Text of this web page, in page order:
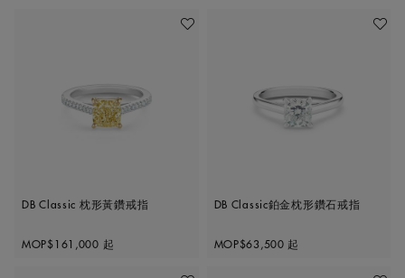
收藏作品
DB Classic 枕形黃鑽戒指
Original price
MOP$161,000 起
收藏作
DB Classic鉑金枕形鑽石戒指
Original price
MOP$63,500 起